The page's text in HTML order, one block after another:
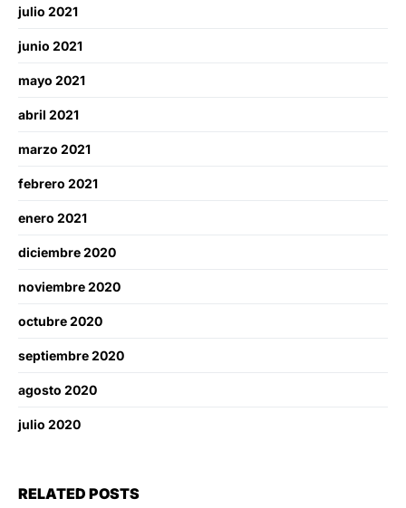
julio 2021
junio 2021
mayo 2021
abril 2021
marzo 2021
febrero 2021
enero 2021
diciembre 2020
noviembre 2020
octubre 2020
septiembre 2020
agosto 2020
julio 2020
RELATED POSTS